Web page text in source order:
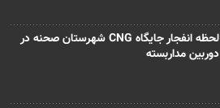
لحظه انفجار جایگاه CNG شهرستان صحنه در
دوربین مداربسته